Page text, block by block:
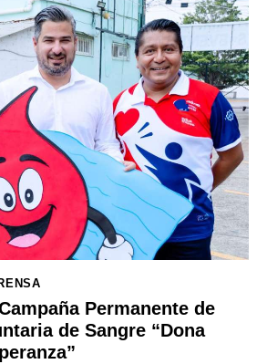
Permanente de
de Sangre “Dona